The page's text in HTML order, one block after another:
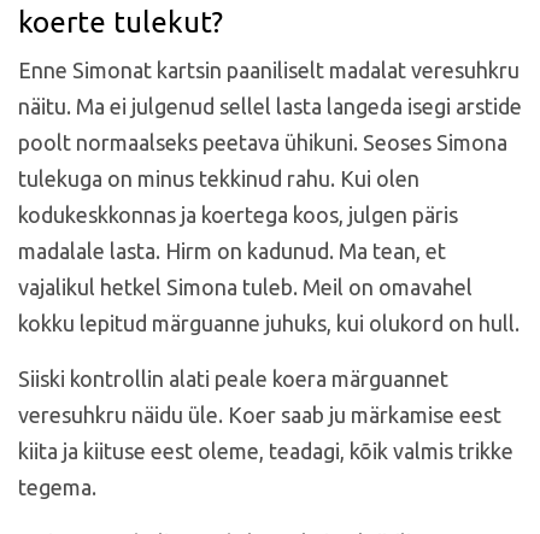
koerte tulekut?
Enne Simonat kartsin paaniliselt madalat veresuhkru
näitu. Ma ei julgenud sellel lasta langeda isegi arstide
poolt normaalseks peetava ühikuni. Seoses Simona
tulekuga on minus tekkinud rahu. Kui olen
kodukeskkonnas ja koertega koos, julgen päris
madalale lasta. Hirm on kadunud. Ma tean, et
vajalikul hetkel Simona tuleb. Meil on omavahel
kokku lepitud märguanne juhuks, kui olukord on hull.
Siiski kontrollin alati peale koera märguannet
veresuhkru näidu üle. Koer saab ju märkamise eest
kiita ja kiituse eest oleme, teadagi, kõik valmis trikke
tegema.